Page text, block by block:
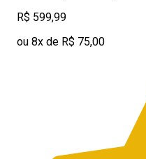
R$ 599,99
ou 8x de R$ 75,00